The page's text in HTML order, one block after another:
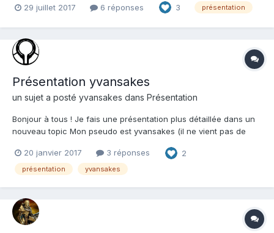
(Sciences Technologique du Management et de la Gestion)
29 juillet 2017 6 réponses 3 présentation
Présentation yvansakes
un sujet a posté yvansakes dans Présentation
Bonjour à tous ! Je fais une présentation plus détaillée dans un
nouveau topic Mon pseudo est yvansakes (il ne vient pas de
vous ai redécouvert sur vos lives d'anniversaire et ca m'a
donné envie de revenir dire bonjour...
20 janvier 2017 3 réponses 2
présentation yvansakes